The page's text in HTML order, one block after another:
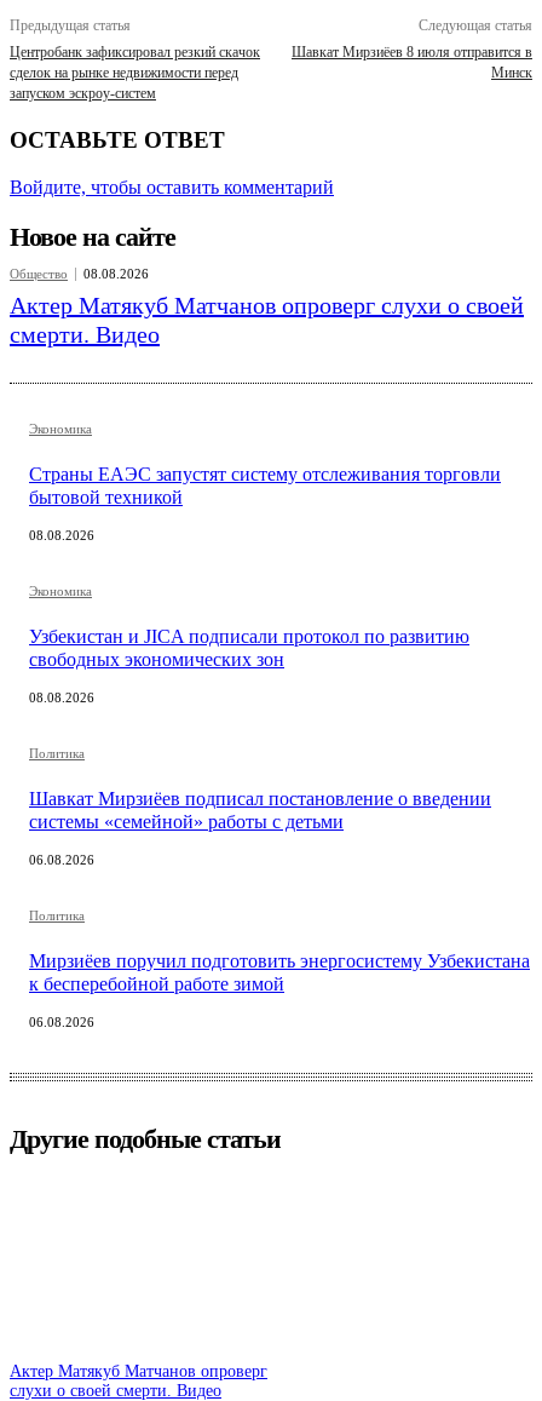
Предыдущая статья
Центробанк зафиксировал резкий скачок
сделок на рынке недвижимости перед
запуском эскроу-систем
Следующая статья
Шавкат Мирзиёев 8 июля отправится в
Минск
ОСТАВЬТЕ ОТВЕТ
Войдите, чтобы оставить комментарий
Новое на сайте
Общество 08.08.2026
Актер Матякуб Матчанов опроверг слухи о своей
смерти. Видео
Экономика
Страны ЕАЭС запустят систему отслеживания торговли
бытовой техникой
08.08.2026
Экономика
Узбекистан и JICA подписали протокол по развитию
свободных экономических зон
08.08.2026
Политика
Шавкат Мирзиёев подписал постановление о введении
системы «семейной» работы с детьми
06.08.2026
Политика
Мирзиёев поручил подготовить энергосистему Узбекистана
к бесперебойной работе зимой
06.08.2026
Другие подобные статьи
Актер Матякуб Матчанов опроверг
слухи о своей смерти. Видео